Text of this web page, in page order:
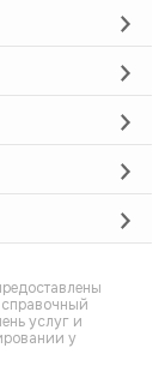
справочный
услуг и
у